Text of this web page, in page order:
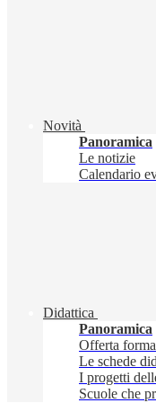
Novità
Panoramica
Le notizie
Calendario
Didattica
Panoramica
Offerta
Le schede
I progetti
Scuole che